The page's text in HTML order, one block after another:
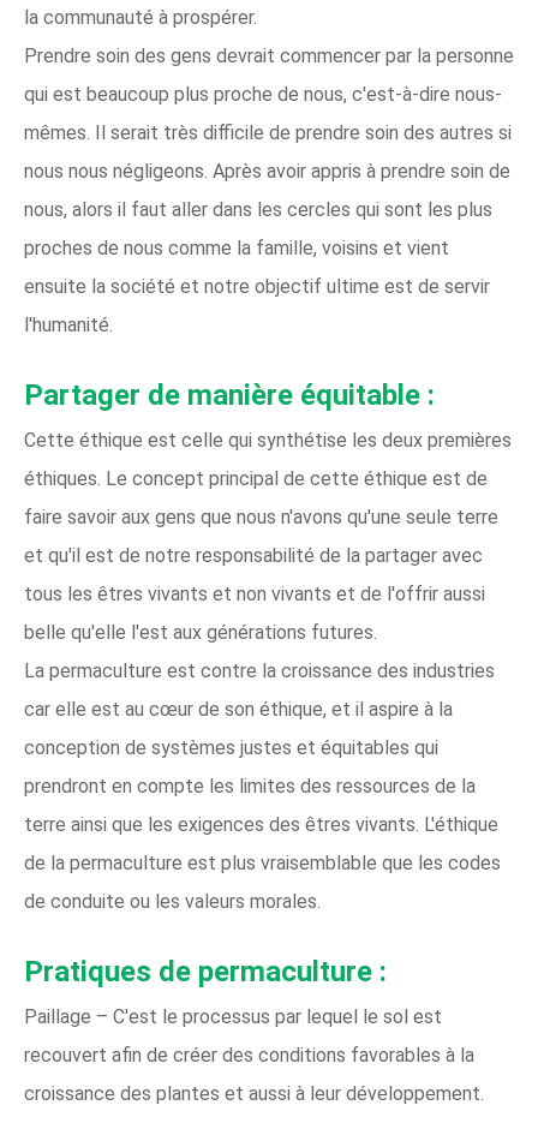
la communauté à prospérer.
Prendre soin des gens devrait commencer par la personne
qui est beaucoup plus proche de nous, c'est-à-dire nous-
mêmes. Il serait très difficile de prendre soin des autres si
nous nous négligeons. Après avoir appris à prendre soin de
nous, alors il faut aller dans les cercles qui sont les plus
proches de nous comme la famille, voisins et vient
ensuite la société et notre objectif ultime est de servir
l'humanité.
Partager de manière équitable :
Cette éthique est celle qui synthétise les deux premières
éthiques. Le concept principal de cette éthique est de
faire savoir aux gens que nous n'avons qu'une seule terre
et qu'il est de notre responsabilité de la partager avec
tous les êtres vivants et non vivants et de l'offrir aussi
belle qu'elle l'est aux générations futures.
La permaculture est contre la croissance des industries
car elle est au cœur de son éthique, et il aspire à la
conception de systèmes justes et équitables qui
prendront en compte les limites des ressources de la
terre ainsi que les exigences des êtres vivants. L'éthique
de la permaculture est plus vraisemblable que les codes
de conduite ou les valeurs morales.
Pratiques de permaculture :
Paillage – C'est le processus par lequel le sol est
recouvert afin de créer des conditions favorables à la
croissance des plantes et aussi à leur développement.